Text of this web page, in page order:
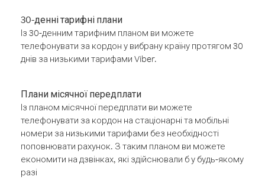
30-денні тарифні плани
Із 30-денним тарифним планом ви можете
телефонувати за кордон у вибрану країну протягом 30
днів за низькими тарифами Viber.
Плани місячної передплати
Із планом місячної передплати ви можете
телефонувати за кордон на стаціонарні та мобільні
номери за низькими тарифами без необхідності
поповнювати рахунок. З таким планом ви можете
економити на дзвінках, які здійснювали б у будь-якому
разі